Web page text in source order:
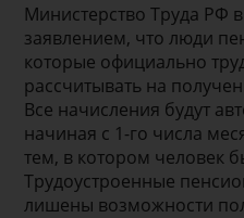
Министерство Труда РФ
заявлением, что люди
которые официально
рассчитывать на
Все начисления будут
начиная с 1-го числа
тем, в котором человек
Трудоустроенные
лишены возможности